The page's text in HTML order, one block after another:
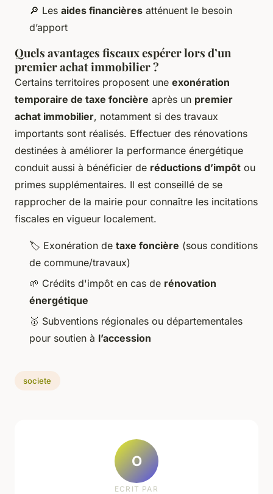
🔎 Les aides financières atténuent le besoin
d’apport
Quels avantages fiscaux espérer lors d’un
premier achat immobilier ?
Certains territoires proposent une exonération
temporaire de taxe foncière après un premier
achat immobilier, notamment si des travaux
importants sont réalisés. Effectuer des rénovations
destinées à améliorer la performance énergétique
conduit aussi à bénéficier de réductions d’impôt ou
primes supplémentaires. Il est conseillé de se
rapprocher de la mairie pour connaître les incitations
fiscales en vigueur localement.
🏷️ Exonération de taxe foncière (sous conditions
de commune/travaux)
🌱 Crédits d'impôt en cas de rénovation
énergétique
🥇 Subventions régionales ou départementales
pour soutien à l’accession
societe
O
ECRIT PAR